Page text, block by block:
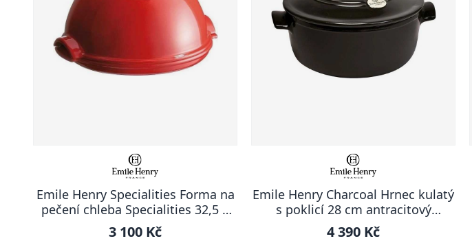
Emile Henry Specialities Forma na
pečení chleba Specialities 32,5 x
29,5 cm červená Burgundy
3 100 Kč
Emile Henry Charcoal Hrnec kulatý
s poklicí 28 cm antracitový
Charcoal
4 390 Kč